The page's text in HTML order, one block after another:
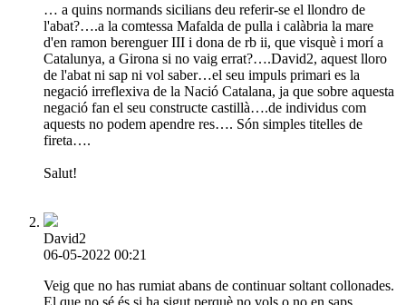
… a quins normands sicilians deu referir-se el llondro de
l'abat?….a la comtessa Mafalda de pulla i calàbria la mare
d'en ramon berenguer III i dona de rb ii, que visquè i morí a
Catalunya, a Girona si no vaig errat?….David2, aquest lloro
de l'abat ni sap ni vol saber…el seu impuls primari es la
negació irreflexiva de la Nació Catalana, ja que sobre aquesta
negació fan el seu constructe castillà….de individus com
aquests no podem apendre res…. Són simples titelles de
fireta….
Salut!
David2
06-05-2022 00:21
Veig que no has rumiat abans de continuar soltant collonades.
El que no sé és si ha sigut perquè no vols o no en saps.